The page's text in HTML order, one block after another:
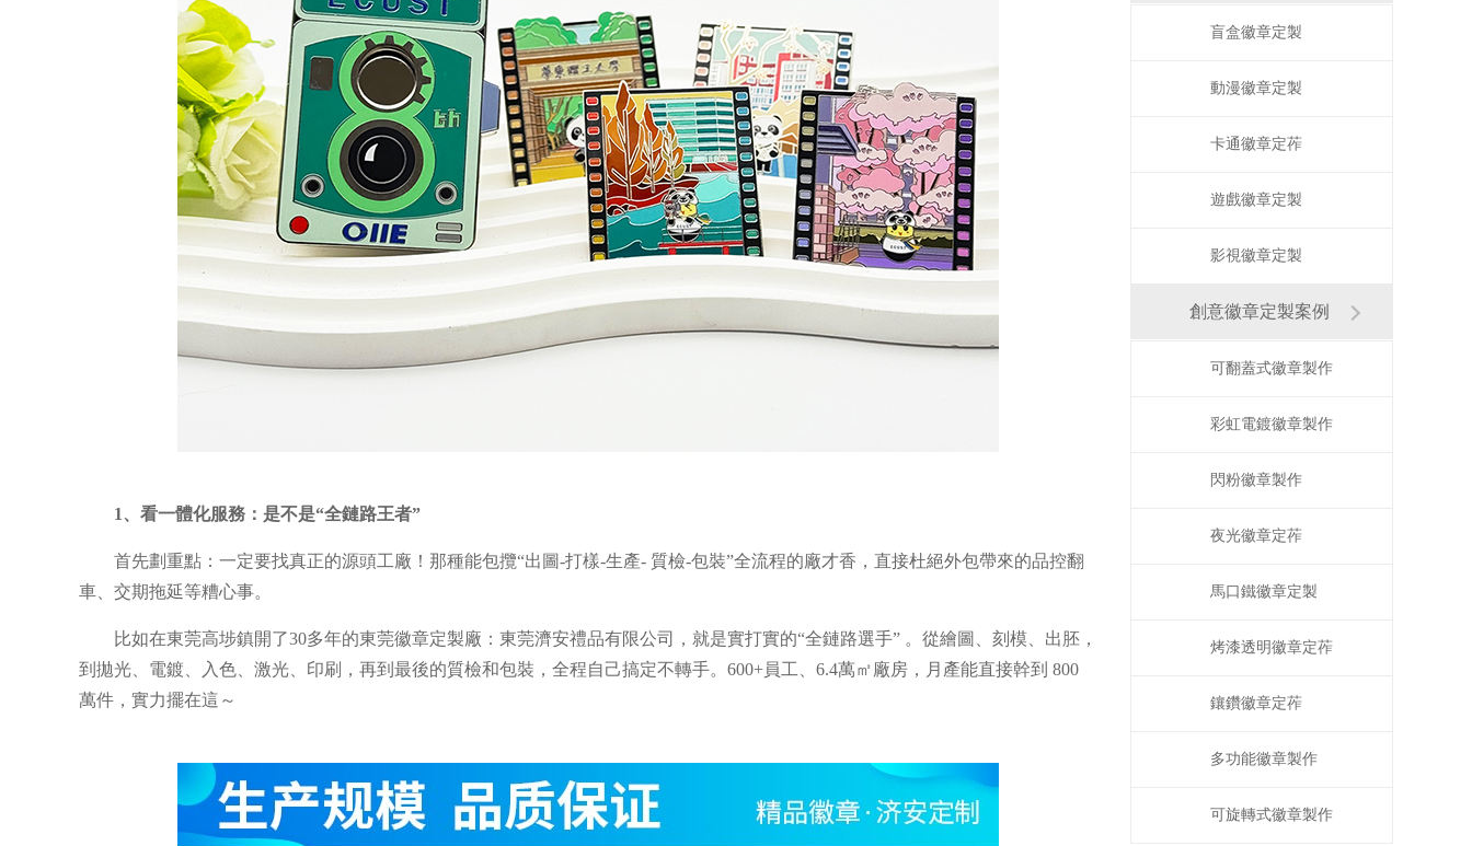
1、看一體化服務：是不是“全鏈路王者”
首先劃重點：一定要找真正的源頭工廠！那種能包攬“出圖-打樣-生產- 質檢-包裝”全流程的廠才香，直接杜絕外包帶來的品控翻
車、交期拖延等糟心事。
比如在東莞高埗鎮開了30多年的東莞徽章定製廠：東莞濟安禮品有限公司，就是實打實的“全鏈路選手” 。從繪圖、刻模、出胚，
到拋光、電鍍、入色、激光、印刷，再到最後的質檢和包裝，全程自己搞定不轉手。 600+員工、 6.4萬㎡廠房，月產能直接幹到 800
萬件，實力擺在這～
盲盒徽章定製
動漫徽章定製
卡通徽章定莋
遊戲徽章定製
影視徽章定製
創意徽章定製案例
可翻蓋式徽章製作
彩虹電鍍徽章製作
閃粉徽章製作
夜光徽章定莋
馬口鐵徽章定製
烤漆透明徽章定莋
鑲鑽徽章定莋
多功能徽章製作
可旋轉式徽章製作